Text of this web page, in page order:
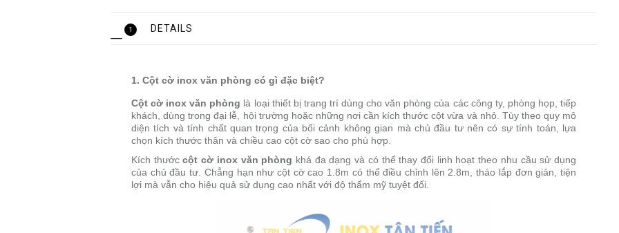
1 DETAILS
1. Cột cờ inox văn phòng có gì đặc biệt?
Cột cờ inox văn phòng là loại thiết bị trang trí dùng cho văn phòng của các công ty, phòng họp, tiếp
khách, dùng trong đại lễ, hội trường hoặc những nơi cần kích thước cột vừa và nhỏ. Tùy theo quy mô
diện tích và tính chất quan trọng của bối cảnh không gian mà chủ đầu tư nên có sự tính toán, lựa
chọn kích thước thân và chiều cao cột cờ sao cho phù hợp.
Kích thướccột cờ inox văn phòng khá đa dạng và có thể thay đổi linh hoạt theo nhu cầu sử dụng
của chủ đầu tư. Chẳng hạn như cột cờ cao 1.8m có thể điều chỉnh lên 2.8m, tháo lắp đơn giản, tiện
lợi mà vẫn cho hiệu quả sử dụng cao nhất với độ thẩm mỹ tuyệt đối.